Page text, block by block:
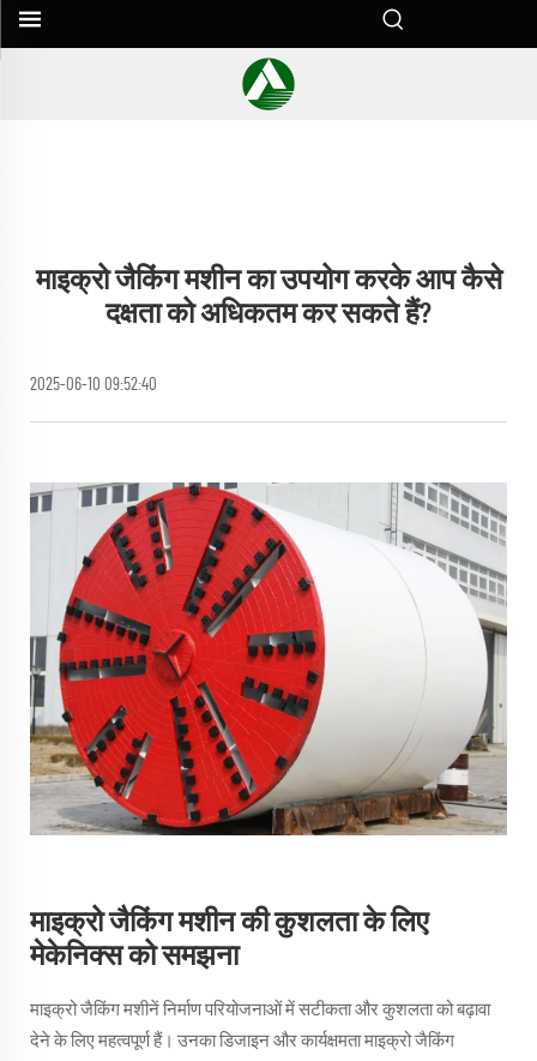
माइक्रो जैकिंग मशीन का उपयोग करके आप कैसे
दक्षता को अधिकतम कर सकते हैं?
2025-06-10 09:52:40
माइक्रो जैकिंग मशीन की कुशलता के लिए
मेकेनिक्स को समझना
माइक्रो जैकिंग मशीनें निर्माण परियोजनाओं में सटीकता और कुशलता को बढ़ावा
देने के लिए महत्वपूर्ण हैं। उनका डिजाइन और कार्यक्षमता माइक्रो जैकिंग